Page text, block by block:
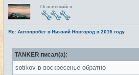
Н
е
в
с
е
т
и
Освоившийся
Re: Автопробег в Нижний Новгород в 2015 году
TANKER писал(а):
sotikov в воскресенье обратно